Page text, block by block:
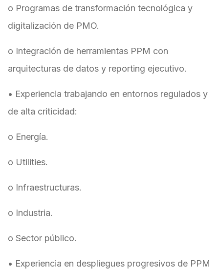
o Programas de transformación tecnológica y
digitalización de PMO.
o Integración de herramientas PPM con
arquitecturas de datos y reporting ejecutivo.
• Experiencia trabajando en entornos regulados y
de alta criticidad:
o Energía.
o Utilities.
o Infraestructuras.
o Industria.
o Sector público.
• Experiencia en despliegues progresivos de PPM